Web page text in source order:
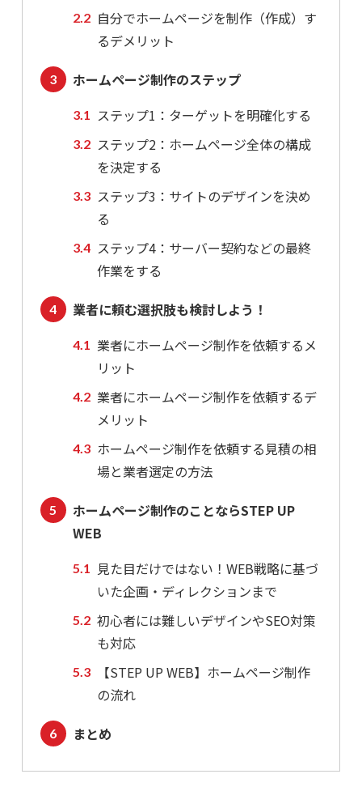
自分でホームページを制作（作成）す
るデメリット
ホームページ制作のステップ
ステップ1：ターゲットを明確化する
ステップ2：ホームページ全体の構成
を決定する
ステップ3：サイトのデザインを決め
る
ステップ4：サーバー契約などの最終
作業をする
業者に頼む選択肢も検討しよう！
業者にホームページ制作を依頼するメ
リット
業者にホームページ制作を依頼するデ
メリット
ホームページ制作を依頼する見積の相
場と業者選定の方法
ホームページ制作のことならSTEP UP
WEB
見た目だけではない！WEB戦略に基づ
いた企画・ディレクションまで
初心者には難しいデザインやSEO対策
も対応
【STEP UP WEB】ホームページ制作
の流れ
まとめ